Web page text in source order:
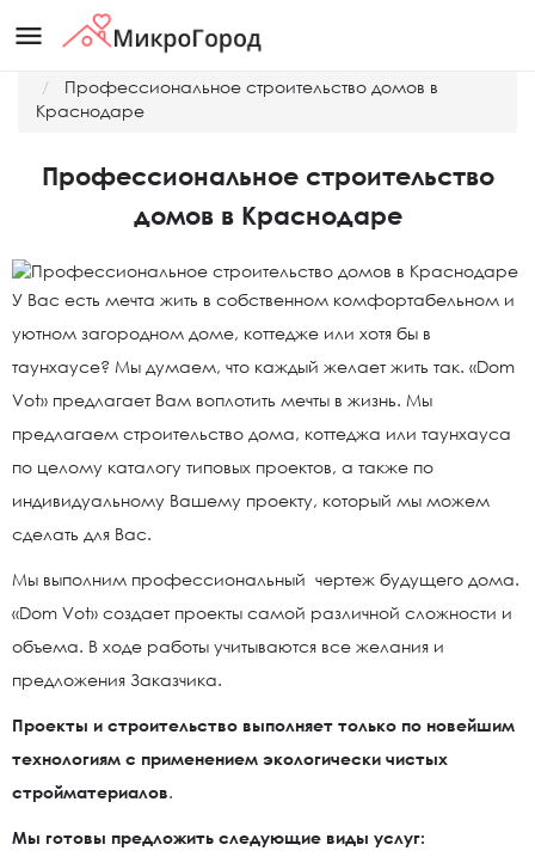
menu
Профессиональное строительство домов в
Краснодаре
Профессиональное строительство
домов в Краснодаре
У Вас есть мечта жить в собственном комфортабельном и
уютном загородном доме, коттедже или хотя бы в
таунхаусе? Мы думаем, что каждый желает жить так. «Dom
Vot» предлагает Вам воплотить мечты в жизнь. Мы
предлагаем строительство дома, коттеджа или таунхауса
по целому каталогу типовых проектов, а также по
индивидуальному Вашему проекту, который мы можем
сделать для Вас.
Мы выполним профессиональный чертеж будущего дома.
«Dom Vot» создает проекты самой различной сложности и
объема. В ходе работы учитываются все желания и
предложения Заказчика.
Проекты и строительство выполняет только по новейшим
технологиям с применением экологически чистых
стройматериалов.
Мы готовы предложить следующие виды услуг: